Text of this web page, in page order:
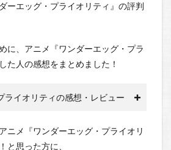
ーエッグ・プライオリティ』の評判
に、アニメ『ワンダーエッグ・プラ
た人の感想をまとめました！
ライオリティの感想・レビュー
ニメ『ワンダーエッグ・プライオリ
と思った方に、